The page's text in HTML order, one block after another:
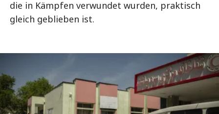
die in Kämpfen verwundet wurden, praktisch
gleich geblieben ist.